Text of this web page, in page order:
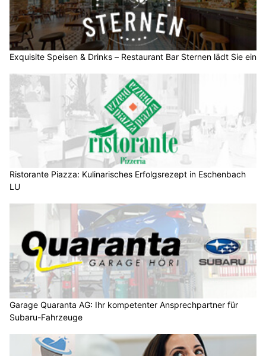
Exquisite Speisen & Drinks – Restaurant Bar Sternen lädt Sie ein
Ristorante Piazza: Kulinarisches Erfolgsrezept in Eschenbach
LU
Garage Quaranta AG: Ihr kompetenter Ansprechpartner für
Subaru-Fahrzeuge